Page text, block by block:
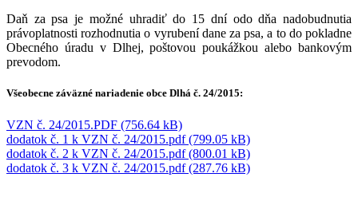
Daň za psa je možné uhradiť do 15 dní odo dňa nadobudnutia
právoplatnosti rozhodnutia o vyrubení dane za psa, a to do pokladne
Obecného úradu v Dlhej, poštovou poukážkou alebo bankovým
prevodom.
Všeobecne záväzné nariadenie obce Dlhá č. 24/2015:
VZN č. 24/2015.PDF (756.64 kB)
dodatok č. 1 k VZN č. 24/2015.pdf (799.05 kB)
dodatok č. 2 k VZN č. 24/2015.pdf (800.01 kB)
dodatok č. 3 k VZN č. 24/2015.pdf (287.76 kB)